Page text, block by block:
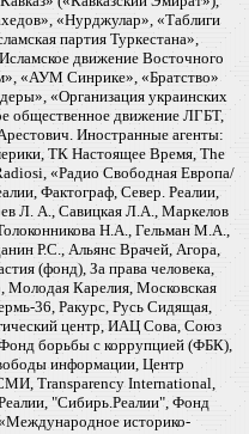
«Нурджулар», «Таблиги
партия Туркестана»,
движение Восточного
«АУМ Синрике», «Братство»
«Организация украинских
общественное движение ЛГБТ,
Иностранные агенты:
ТК Настоящее Время, The
«Радио Свободная Европа/
Фактограф, Север. Реалии,
Л. А., Савицкая Л.А., Маркелов
Н.А., Гельман М.А.,
Р.С., Альянс Врачей, Агора,
(фонд), За права человека,
Молодая Карелия, Московская
36, Ракурс, Русь Сидящая,
центр, ИАЦ Сова, Союз
Фонд борьбы с коррупцией (ФБК),
информации, Центр
Transparency International,
"Сибирь.Реалии", Фонд
историко-